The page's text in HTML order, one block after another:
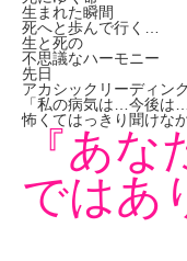
生まれた瞬間
死へと歩んで行く…
生と死の
不思議なハーモニー
先日
アカシックリーディン
「私の病気は…今後は…
怖くてはっきり聞けな
『あ
ではあ